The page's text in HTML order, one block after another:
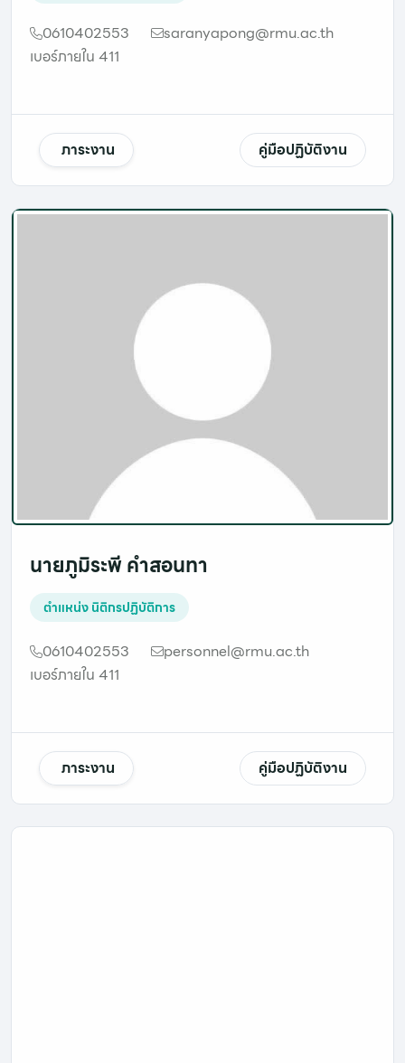
0610402553
saranyapong@rmu.ac.th
เบอร์ภายใน 411
ภาระงาน คู่มือปฏิบัติงาน
นายภูมิระพี คำสอนทา
ตำแหน่งนิติกรปฏิบัติการ
0610402553
personnel@rmu.ac.th
เบอร์ภายใน 411
ภาระงาน คู่มือปฏิบัติงาน